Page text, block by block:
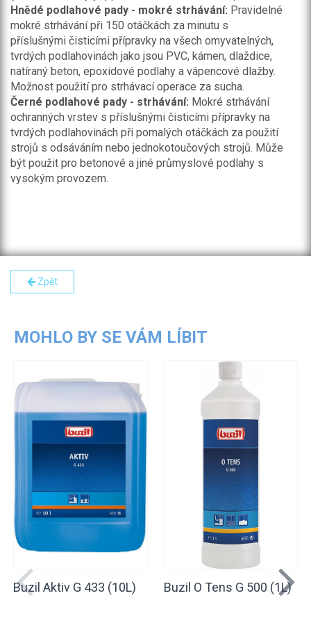
Hnědé podlahové pady - mokré strhávání: Pravidelné
mokré strhávání při 150 otáčkách za minutu s
příslušnými čisticími přípravky na všech omyvatelných,
tvrdých podlahovinách jako jsou PVC, kámen, dlaždice,
natíraný beton, epoxidové podlahy a vápencové dlažby.
Možnost použití pro strhávací operace za sucha.
Černé podlahové pady - strhávání: Mokré strhávání
ochranných vrstev s příslušnými čisticími přípravky na
tvrdých podlahovinách při pomalých otáčkách za použití
strojů s odsáváním nebo jednokotoučových strojů. Může
být použit pro betonové a jiné průmyslové podlahy s
vysokým provozem.
Zpět
MOHLO BY SE VÁM LÍBIT
Buzil Aktiv G 433 (10L) Buzil O Tens G 500 (1L)